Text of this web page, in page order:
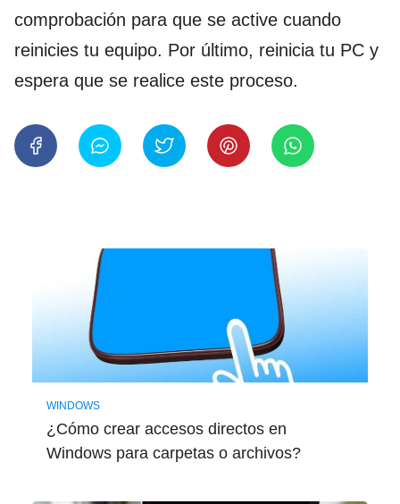
comprobación para que se active cuando
reinicies tu equipo. Por último, reinicia tu PC y
espera que se realice este proceso.
WINDOWS
¿Cómo crear accesos directos en
Windows para carpetas o archivos?